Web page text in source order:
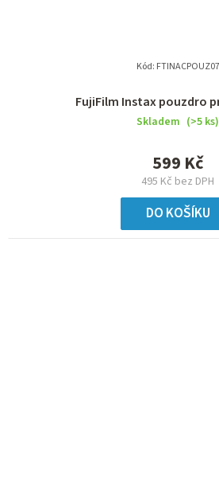
FujiFilm Instax pouzdro
Skladem (>5 ks)
495 Kč bez DPH
599 Kč
DO KOŠÍKU
Kód: FTINACPOUZ07